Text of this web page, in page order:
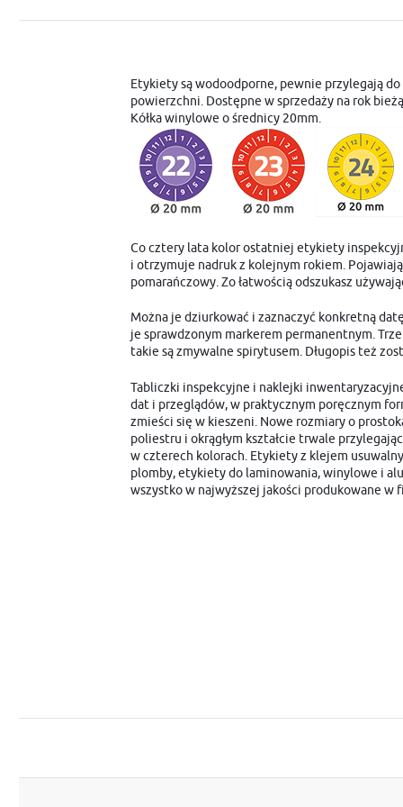
Etykiety są wodoodporne, pewnie przylegają
powierzchni. Dostępne w sprzedaży na rok
Kółka winylowe o średnicy 20mm.
Co cztery lata kolor ostatniej etykiety
i otrzymuje nadruk z kolejnym rokiem.
pomarańczowy. Zo łatwością odszukasz
Można je dziurkować i zaznaczyć konkretną
je sprawdzonym markerem permanentnym.
takie są zmywalne spirytusem. Długopis też
Tabliczki inspekcyjne i naklejki
dat i przeglądów, w praktycznym poręcznym
zmieści się w kieszeni. Nowe rozmiary o
poliestru i okrągłym kształcie trwale
w czterech kolorach. Etykiety z klejem
plomby, etykiety do laminowania, winylowe i
wszystko w najwyższej jakości produkowane w